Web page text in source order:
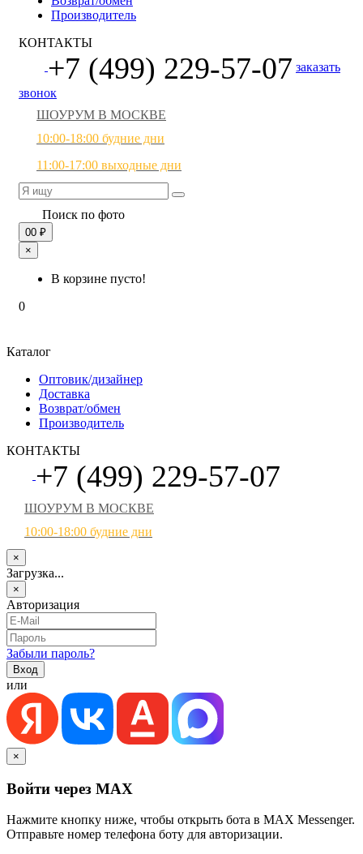
Производитель
КОНТАКТЫ
+7 (499) 229-57-07 заказать
звонок
ШОУРУМ В МОСКВЕ
10:00-18:00 будние дни
11:00-17:00 выходные дни
Поиск по фото
00 ₽
×
В корзине пусто!
0
Каталог
Оптовик/дизайнер
Доставка
Возврат/обмен
Производитель
КОНТАКТЫ
+7 (499) 229-57-07
ШОУРУМ В МОСКВЕ
10:00-18:00 будние дни
×
Загрузка...
×
Авторизация
Забыли пароль?
или
×
Войти через MAX
Нажмите кнопку ниже, чтобы открыть бота в MAX Messenger.
Отправьте номер телефона боту для авторизации.